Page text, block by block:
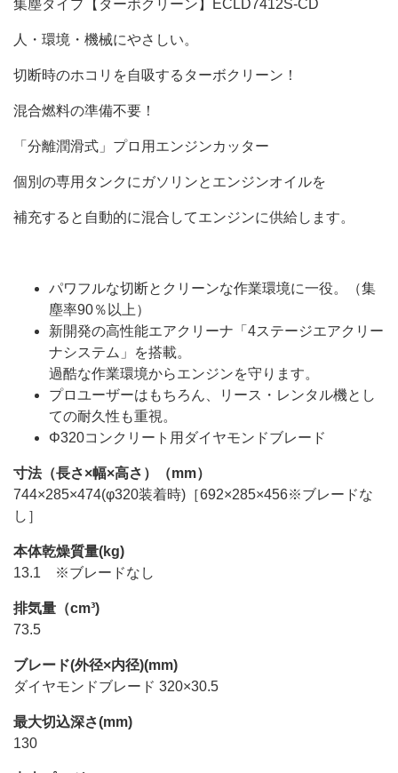
集塵タイプ【ターボクリーン】 ECLD7412S-CD
人・環境・機械にやさしい。
切断時のホコリを自吸するターボクリーン！
混合燃料の準備不要！
「分離潤滑式」プロ用エンジンカッター
個別の専用タンクにガソリンとエンジンオイルを
補充すると自動的に混合してエンジンに供給します。
パワフルな切断とクリーンな作業環境に一役。（集
塵率90％以上）
新開発の高性能エアクリーナ「4ステージエアクリー
ナシステム」を搭載。
過酷な作業環境からエンジンを守ります。
プロユーザーはもちろん、リース・レンタル機とし
ての耐久性も重視。
Φ320コンクリート用ダイヤモンドブレード
寸法（長さ×幅×高さ）（mm）
744×285×474(φ320装着時)［692×285×456※ブレードな
し］
本体乾燥質量(kg)
13.1 ※ブレードなし
排気量（cm³)
73.5
ブレード(外径×内径)(mm)
ダイヤモンドブレード 320×30.5
最大切込深さ(mm)
130